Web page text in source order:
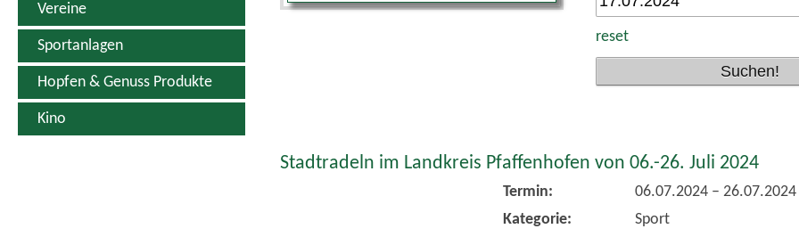
Vereine
Sportanlagen
Hopfen & Genuss Produkte
Kino
reset
Stadtradeln im Landkreis Pfaffenhofen von 06.-26. Juli 2024
Termin: 06.07.2024– 26.07.2024
Kategorie:
Sport